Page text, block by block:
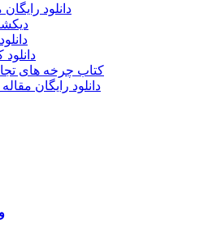
دانلود
کتاب چرخه های
دانلود رایگان